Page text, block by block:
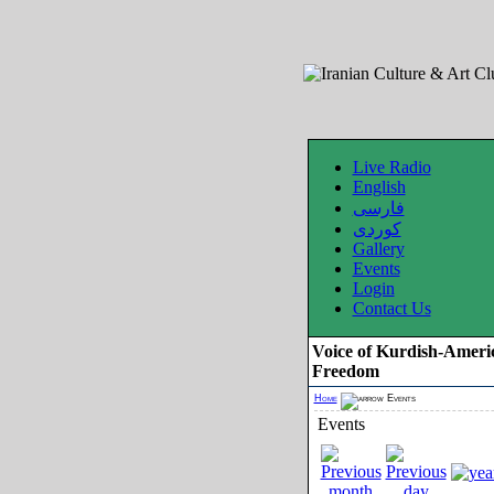
Live Radio
English
فارسی
کوردی
Gallery
Events
Login
Contact Us
Voice of Kurdish-
Freedom
Home Events
Events